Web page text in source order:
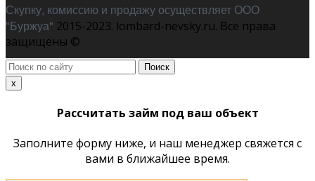
Скупку, комиссию и продажу осуществляет ООО
"Буржуа" 2015-2023. lombard-nevsky.ru. Все права
защищены ©
Поиск
по
x
Рассчитать займ под ваш объект
Заполните форму ниже, и наш менеджер свяжется с
вами в ближайшее время.